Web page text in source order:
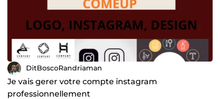
DitBoscoRandriaman
Je vais gerer votre compte instagram
professionnellement